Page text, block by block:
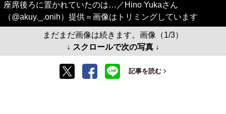
座席後ろに置かれていたのは…／Hino Yukaさん
（@akuy._.onih）提供＝画像はトリミングしています
まだまだ画像は続きます。画像（1/3）
↓ スクロールで次の写真 ↓
記事を読む